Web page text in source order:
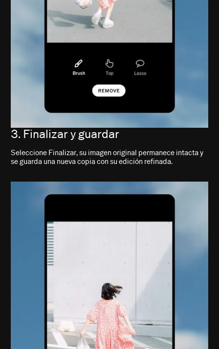
3. Finalizar y guardar
Seleccione Finalizar, su imagen original permanece intacta y
se guarda una nueva copia con su edición refinada.